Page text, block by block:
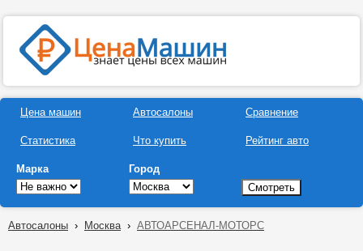
Цена машин
Статистика
Автосалоны
Что купить
Сравнение
Рейтинг авто
Марка Город
Автосалоны › Москва› АВТОАРСЕНАЛ-МОТОРС